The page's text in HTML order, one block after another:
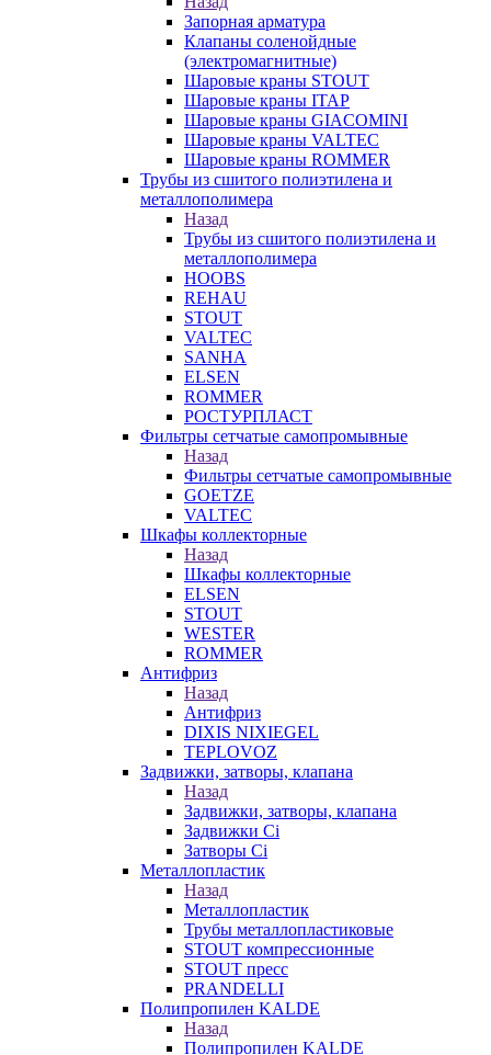
Запорная арматура
Клапаны соленойдные
(электромагнитные)
Шаровые краны STOUT
Шаровые краны ITAP
Шаровые краны GIACOMINI
Шаровые краны VALTEC
Шаровые краны ROMMER
Трубы из сшитого полиэтилена и
металлополимера
Назад
Трубы из сшитого полиэтилена и
металлополимера
HOOBS
REHAU
STOUT
VALTEC
SANHA
ELSEN
ROMMER
РОСТУРПЛАСТ
Фильтры сетчатые самопромывные
Назад
Фильтры сетчатые самопромывные
GOETZE
VALTEC
Шкафы коллекторные
Назад
Шкафы коллекторные
ELSEN
STOUT
WESTER
ROMMER
Антифриз
Назад
Антифриз
DIXIS NIXIEGEL
TEPLOVOZ
Задвижки, затворы, клапана
Назад
Задвижки, затворы, клапана
Задвижки Ci
Затворы Ci
Металлопластик
Назад
Металлопластик
Трубы металлопластиковые
STOUT компрессионные
STOUT пресс
PRANDELLI
Полипропилен KALDE
Назад
Полипропилен KALDE